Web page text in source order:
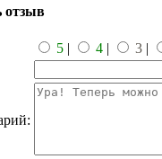
отзыв
5 | 4 | 3 |